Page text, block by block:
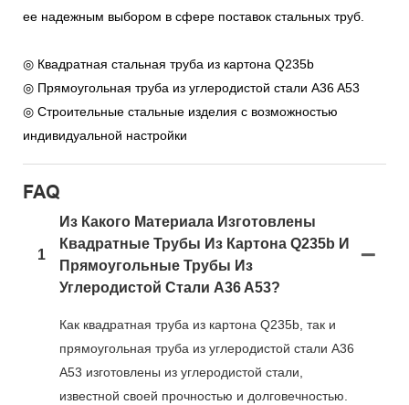
ее надежным выбором в сфере поставок стальных труб.
◎ Квадратная стальная труба из картона Q235b
◎ Прямоугольная труба из углеродистой стали A36 A53
◎ Строительные стальные изделия с возможностью
индивидуальной настройки
FAQ
1
Из Какого Материала Изготовлены
Квадратные Трубы Из Картона Q235b И
Прямоугольные Трубы Из
Углеродистой Стали A36 A53?
Как квадратная труба из картона Q235b, так и
прямоугольная труба из углеродистой стали A36
A53 изготовлены из углеродистой стали,
известной своей прочностью и долговечностью.